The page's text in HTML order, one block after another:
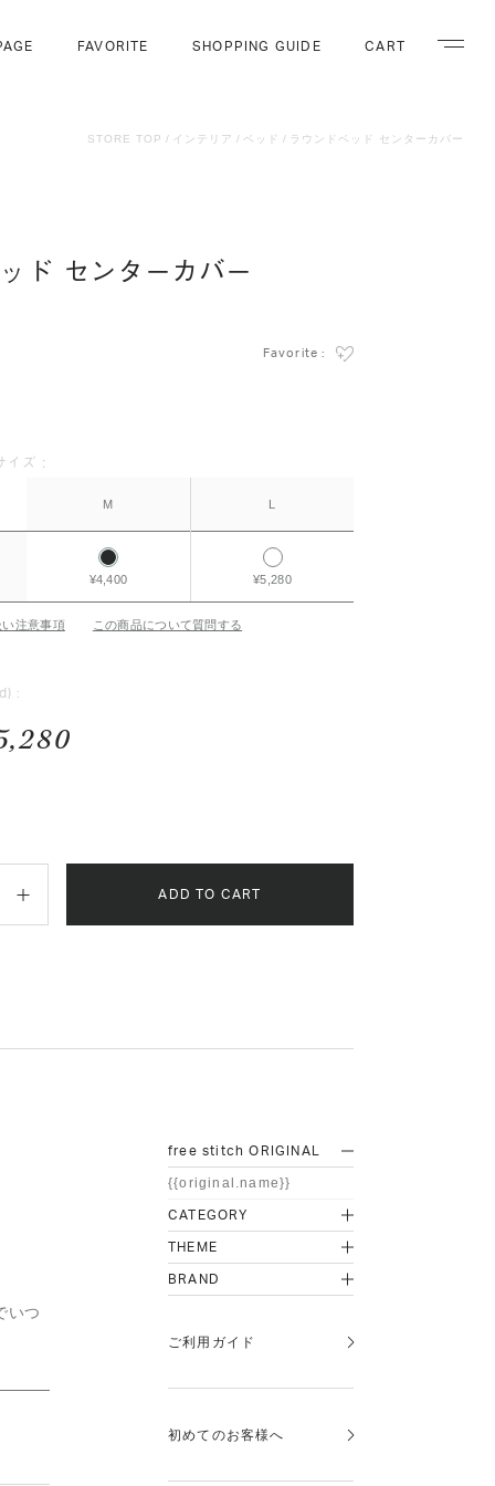
FAVORITE SHOPPING GUIDE CART ナビゲ
STORE TOP インテリア ベッド ラウンドベッド センターカバー
ド センターカバー
Favorite :
イズ :
M L
¥4,400 ¥5,280
い注意事項 この商品について質問する
:
ADD TO CART
いつ
free stitch ORIGINAL
{{original.name}}
CATEGORY
THEME
BRAND
ご利用ガイド
初めてのお客様へ